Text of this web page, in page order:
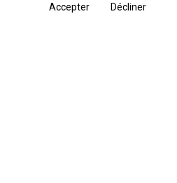
Accepter Décliner